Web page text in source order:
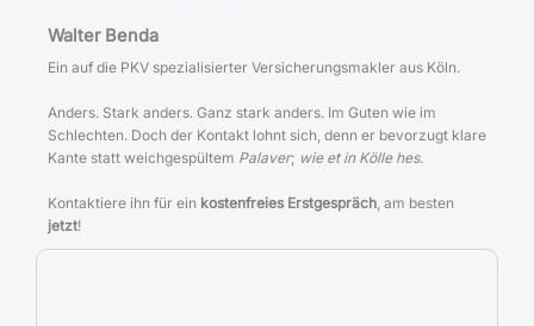
Walter Benda
Ein auf die PKV spezialisierter Versicherungsmakler aus Köln.
Anders. Stark anders. Ganz stark anders. Im Guten wie im
Schlechten. Doch der Kontakt lohnt sich, denn er bevorzugt klare
Kante statt weichgespültem Palaver; wie et in Kölle hes.
Kontaktiere ihn für ein kostenfreies Erstgespräch , am besten
jetzt!